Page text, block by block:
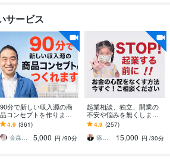
サービス
90分で新しい収入源の商
品コンセプトを作ります
弱み×強みで競合と比較さ
れない独自ポジションを
整理します
4.9 (361)
金森正治
5,000 円 /90分
起業相談、独立、開業の
不安や悩みを無くします 1
8の質問で悩みに回答。希
望者には15分ビデオチャ
ットOK！
4.9 (257)
篠田圭三
15,000 円 /30分